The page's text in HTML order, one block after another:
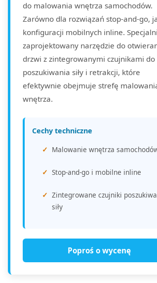
do malowania wnętrza samochodów.
Zarówno dla rozwiązań stop-and-go,
konfiguracji mobilnych inline.
zaprojektowany narzędzie do
drzwi z zintegrowanymi czujnikami do
poszukiwania siły i retrakcji, które
efektywnie obejmuje strefę
wnętrza.
Cechy techniczne
Malowanie wnętrza
Stop-and-go i mobilne inline
Zintegrowane czujniki
siły
Poproś o wycenę